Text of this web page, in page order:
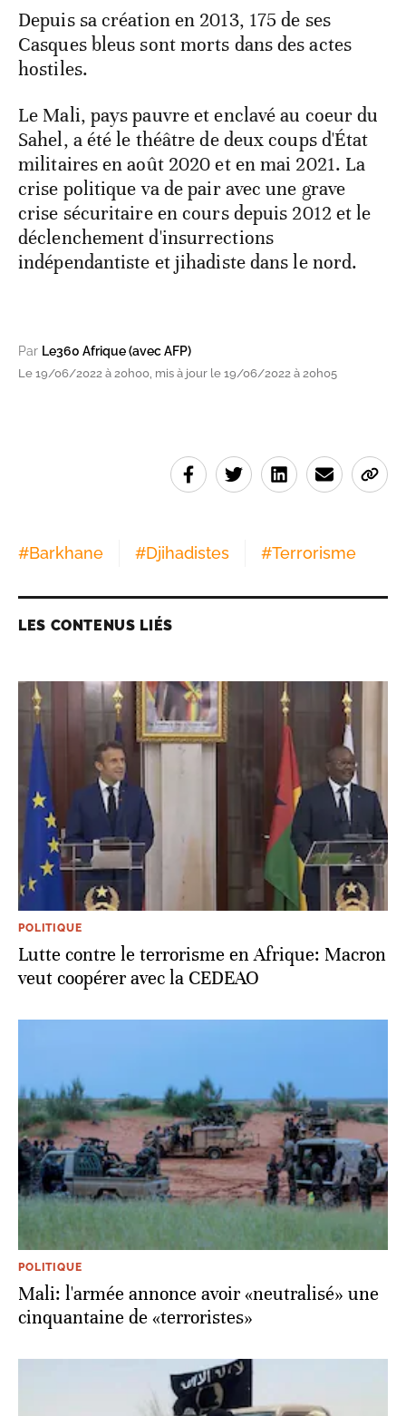
Depuis sa création en 2013, 175 de ses
Casques bleus sont morts dans des actes
hostiles.
Le Mali, pays pauvre et enclavé au coeur du
Sahel, a été le théâtre de deux coups d'État
militaires en août 2020 et en mai 2021. La
crise politique va de pair avec une grave
crise sécuritaire en cours depuis 2012 et le
déclenchement d'insurrections
indépendantiste et jihadiste dans le nord.
Par Le360 Afrique (avec AFP)
Le 19/06/2022 à 20h00, mis à jour le 19/06/2022 à 20h05
#Barkhane #Djihadistes #Terrorisme
LES CONTENUS LIÉS
POLITIQUE
Lutte contre le terrorisme en Afrique: Macron
veut coopérer avec la CEDEAO
POLITIQUE
Mali: l'armée annonce avoir «neutralisé» une
cinquantaine de «terroristes»